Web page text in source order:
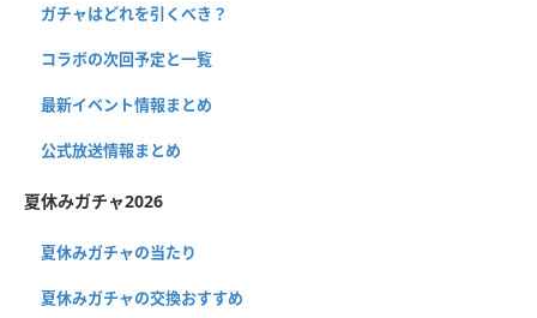
ガチャはどれを引くべき？
コラボの次回予定と一覧
最新イベント情報まとめ
公式放送情報まとめ
夏休みガチャ2026
夏休みガチャの当たり
夏休みガチャの交換おすすめ